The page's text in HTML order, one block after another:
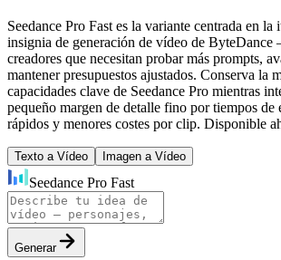
Seedance Pro Fast es la variante centrada en la
insignia de generación de vídeo de ByteDance
creadores que necesitan probar más prompts,
mantener presupuestos ajustados. Conserva la
capacidades clave de Seedance Pro mientras
pequeño margen de detalle fino por tiempos de
rápidos y menores costes por clip. Disponible
Texto a Vídeo Imagen a Vídeo
Seedance Pro Fast
Generar